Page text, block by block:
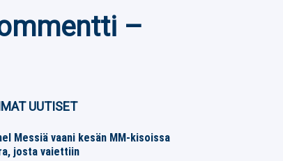
–
UUTISET
Messiä vaani kesän MM-kisoissa
josta vaiettiin